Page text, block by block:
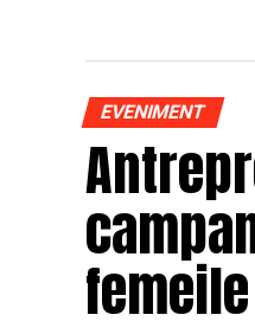
EVENIMENT